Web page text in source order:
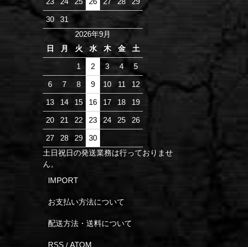
30
31
2026年9月
日
月 火 水 木 金 土
1 2 3 4 5
6 7 8 9 10 11 12
13 14 15 16 17 18 19
20 21 22 23 24 25 26
27 28 29
30
土日祝日の発送業務は行っておりませ
ん。
IMPORT
お支払い方法について
配送方法・送料について
RSS / ATOM